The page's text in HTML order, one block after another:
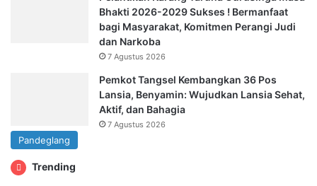
Bhakti 2026-2029 Sukses ! Bermanfaat
bagi Masyarakat, Komitmen Perangi Judi
dan Narkoba
7 Agustus 2026
Pemkot Tangsel Kembangkan 36 Pos
Lansia, Benyamin: Wujudkan Lansia Sehat,
Aktif, dan Bahagia
7 Agustus 2026